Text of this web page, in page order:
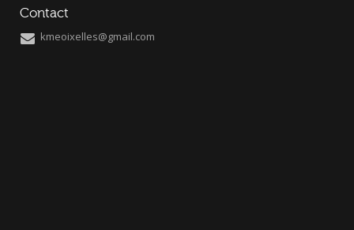
Contact
kmeoixelles@gmail.com